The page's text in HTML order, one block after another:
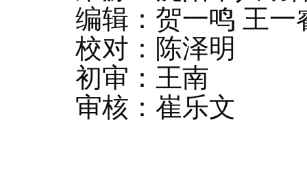
编辑：贺一鸣 王一
校对：陈泽明
初审：王南
审核：崔乐文